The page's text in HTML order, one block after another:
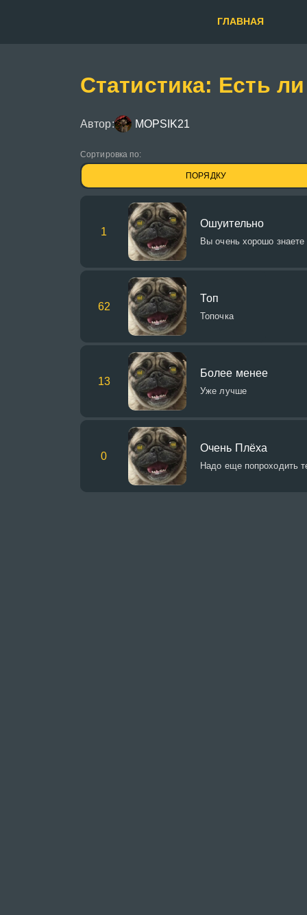
ГЛАВНАЯ
Статистика: Есть
Автор: MOPSIK21
Сортировка по:
ПОРЯДКУ
1
Ошуительно
Вы очень хорошо знаете
62
Топ
Топочка
13
Более менее
Уже лучше
0
Очень Плёха
Надо еще попроходить